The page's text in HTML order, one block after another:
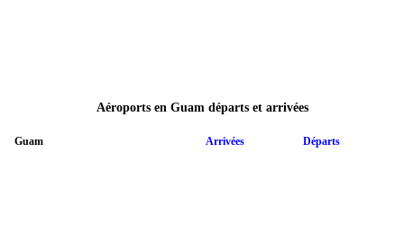
Aéroports en Guam départs et arrivées
Guam Arrivées Départs